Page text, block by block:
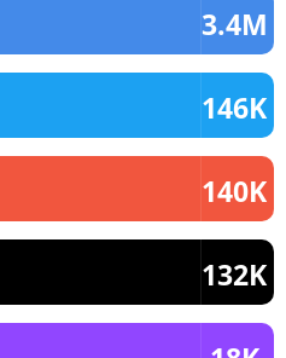
3.4M
146K
140K
132K